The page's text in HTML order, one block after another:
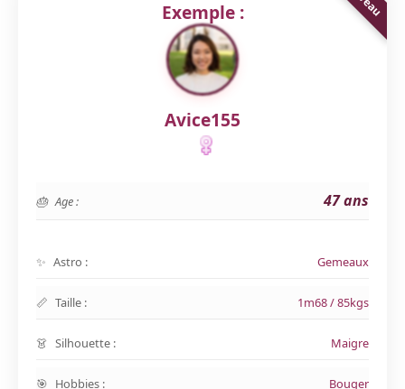
Exemple :
Avice155
Age : 47 ans
Astro : Gemeaux
Taille : 1m68 / 85kgs
Silhouette : Maigre
Hobbies : Bouger